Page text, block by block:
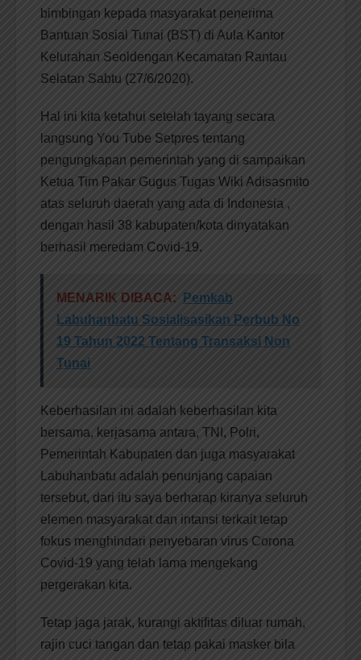
bimbingan kepada masyarakat penerima
Bantuan Sosial Tunai (BST) di Aula Kantor
Kelurahan Seoldengan Kecamatan Rantau
Selatan Sabtu (27/6/2020).
Hal ini kita ketahui setelah tayang secara
langsung You Tube Setpres tentang
pengungkapan pemerintah yang di sampaikan
Ketua Tim Pakar Gugus Tugas Wiki Adisasmito
atas seluruh daerah yang ada di Indonesia ,
dengan hasil 38 kabupaten/kota dinyatakan
berhasil meredam Covid-19.
MENARIK DIBACA:
Pemkab
Labuhanbatu Sosialisasikan Perbub No
19 Tahun 2022 Tentang Transaksi Non
Tunai
Keberhasilan ini adalah keberhasilan kita
bersama, kerjasama antara, TNI, Polri,
Pemerintah Kabupaten dan juga masyarakat
Labuhanbatu adalah penunjang capaian
tersebut, dari itu saya berharap kiranya seluruh
elemen masyarakat dan intansi terkait tetap
fokus menghindari penyebaran virus Corona
Covid-19 yang telah lama mengekang
pergerakan kita.
Tetap jaga jarak, kurangi aktifitas diluar rumah,
rajin cuci tangan dan tetap pakai masker bila